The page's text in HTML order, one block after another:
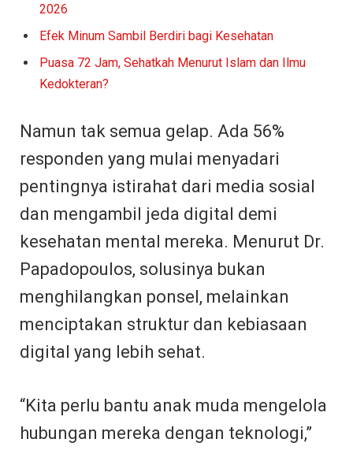
2026
Efek Minum Sambil Berdiri bagi Kesehatan
Puasa 72 Jam, Sehatkah Menurut Islam dan Ilmu
Kedokteran?
Namun tak semua gelap. Ada 56%
responden yang mulai menyadari
pentingnya istirahat dari media sosial
dan mengambil jeda digital demi
kesehatan mental mereka. Menurut Dr.
Papadopoulos, solusinya bukan
menghilangkan ponsel, melainkan
menciptakan struktur dan kebiasaan
digital yang lebih sehat.
“Kita perlu bantu anak muda mengelola
hubungan mereka dengan teknologi,”